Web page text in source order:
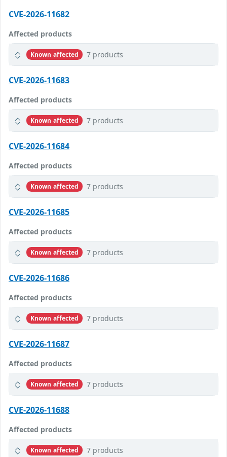
CVE-2026-11682
Affected products
Known affected 7 products
CVE-2026-11683
Affected products
Known affected 7 products
CVE-2026-11684
Affected products
Known affected 7 products
CVE-2026-11685
Affected products
Known affected 7 products
CVE-2026-11686
Affected products
Known affected 7 products
CVE-2026-11687
Affected products
Known affected 7 products
CVE-2026-11688
Affected products
Known affected 7 products